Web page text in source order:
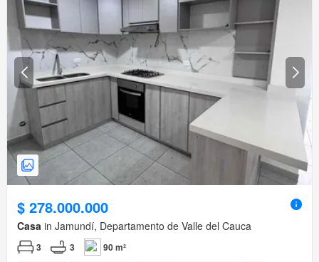
$ 278.000.000
Casa in Jamundí, Departamento de Valle del Cauca
3 3 90 m²